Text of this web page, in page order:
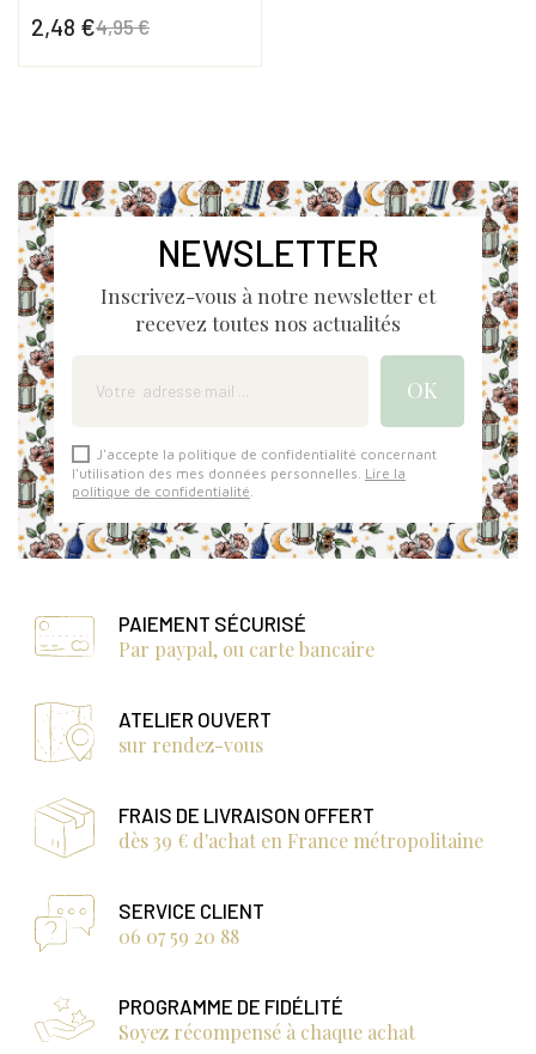
2,48 €4,95 €
NEWSLETTER
Inscrivez-vous à notre newsletter et
recevez toutes nos actualités
J'accepte la politique de confidentialité concernant
l'utilisation des mes données personnelles. Lire la
politique de confidentialité.
PAIEMENT SÉCURISÉ
Par paypal, ou carte bancaire
ATELIER OUVERT
sur rendez-vous
FRAIS DE LIVRAISON OFFERT
dès 39 € d'achat en France métropolitaine
SERVICE CLIENT
06 07 59 20 88
PROGRAMME DE FIDÉLITÉ
Soyez récompensé à chaque achat